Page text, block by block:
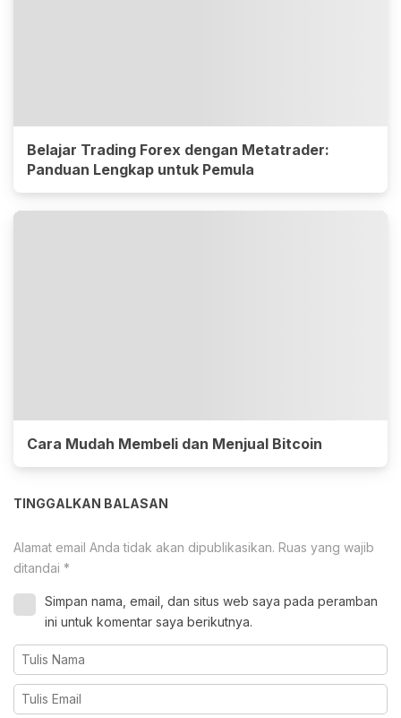
Belajar Trading Forex dengan Metatrader:
Panduan Lengkap untuk Pemula
Cara Mudah Membeli dan Menjual Bitcoin
TINGGALKAN BALASAN
Alamat email Anda tidak akan dipublikasikan. Ruas yang wajib
ditandai *
Simpan nama, email, dan situs web saya pada peramban
ini untuk komentar saya berikutnya.